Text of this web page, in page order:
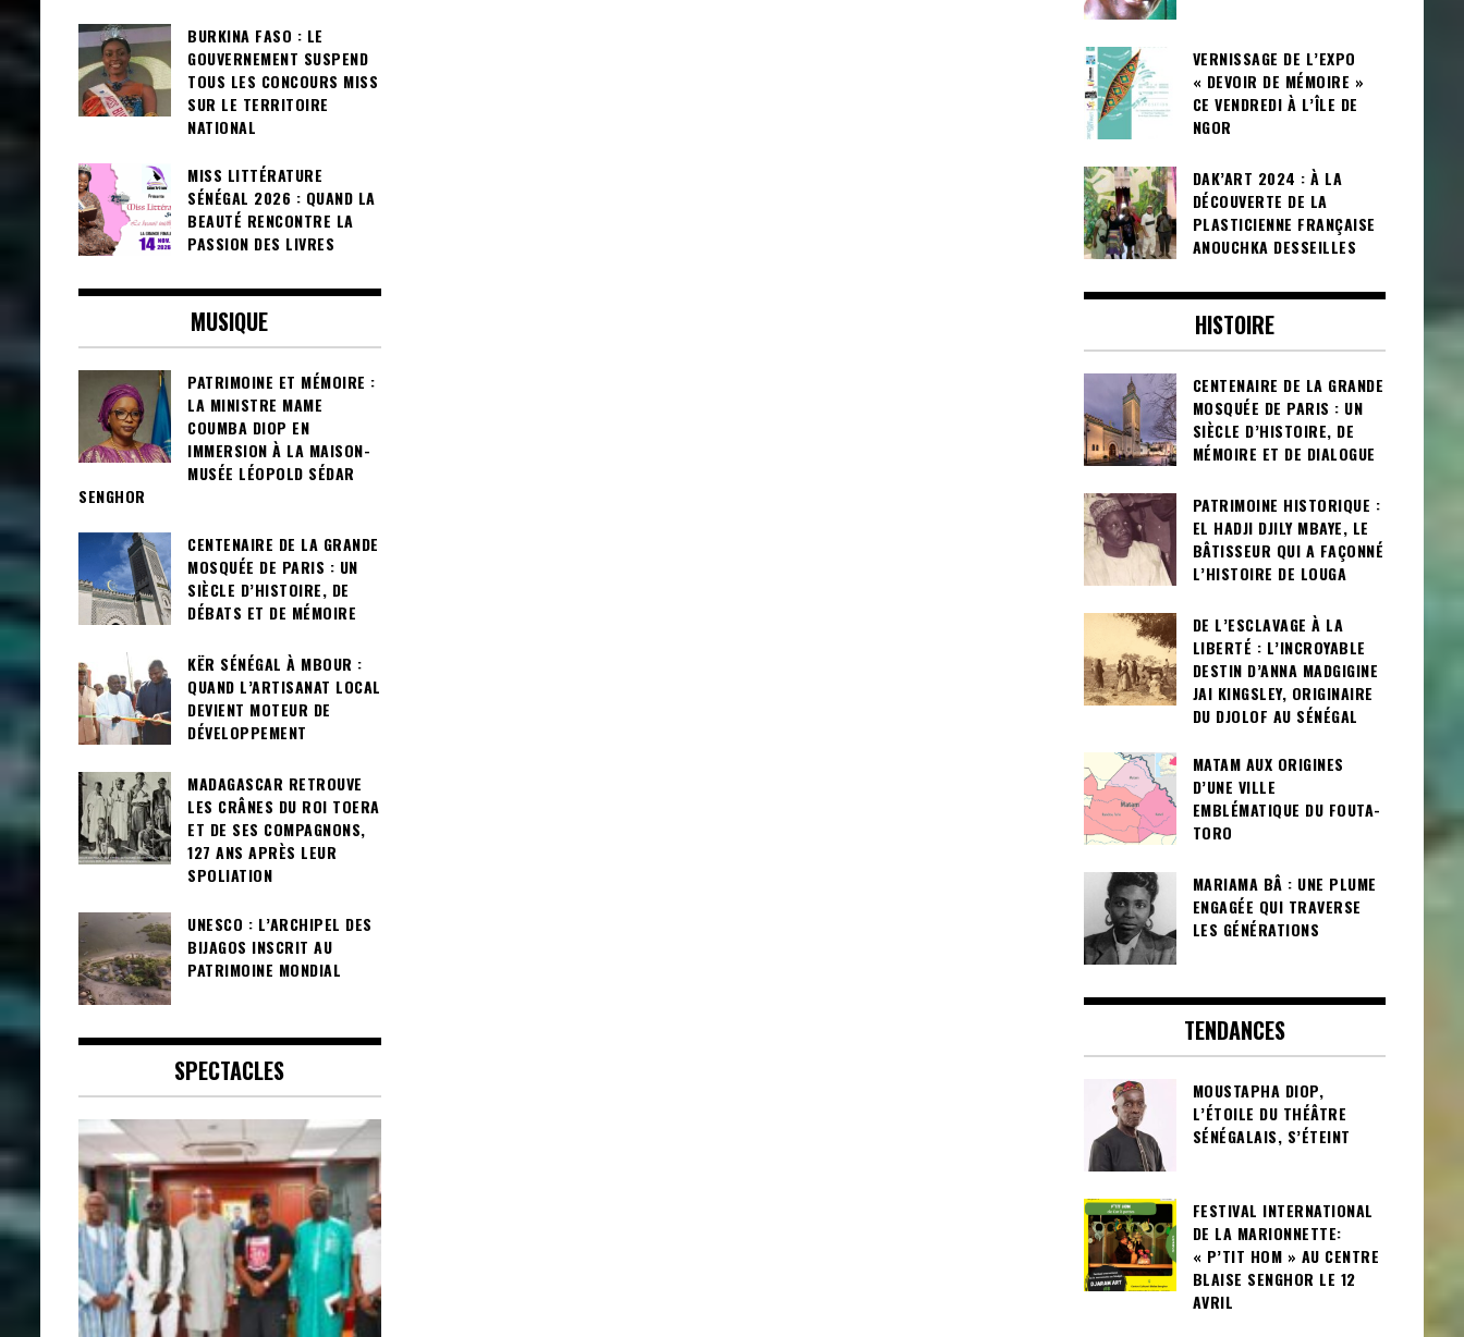
BURKINA FASO : LE
GOUVERNEMENT SUSPEND
TOUS LES CONCOURS MISS
SUR LE TERRITOIRE
NATIONAL
MISS LITTÉRATURE
SÉNÉGAL 2026 : QUAND LA
BEAUTÉ RENCONTRE LA
PASSION DES LIVRES
MUSIQUE
PATRIMOINE ET MÉMOIRE :
LA MINISTRE MAME
COUMBA DIOP EN
IMMERSION À LA MAISON-
MUSÉE LÉOPOLD SÉDAR
SENGHOR
CENTENAIRE DE LA GRANDE
MOSQUÉE DE PARIS : UN
SIÈCLE D’HISTOIRE, DE
DÉBATS ET DE MÉMOIRE
KËR SÉNÉGAL À MBOUR :
QUAND L’ARTISANAT LOCAL
DEVIENT MOTEUR DE
DÉVELOPPEMENT
MADAGASCAR RETROUVE
LES CRÂNES DU ROI TOERA
ET DE SES COMPAGNONS,
127 ANS APRÈS LEUR
SPOLIATION
UNESCO : L’ARCHIPEL DES
BIJAGOS INSCRIT AU
PATRIMOINE MONDIAL
SPECTACLES
VERNISSAGE DE L’EXPO
« DEVOIR DE MÉMOIRE »
CE VENDREDI À L’ÎLE DE
NGOR
DAK’ART 2024 : À LA
DÉCOUVERTE DE LA
PLASTICIENNE FRANÇAISE
ANOUCHKA DESSEILLES
HISTOIRE
CENTENAIRE DE LA GRANDE
MOSQUÉE DE PARIS : UN
SIÈCLE D’HISTOIRE, DE
MÉMOIRE ET DE DIALOGUE
PATRIMOINE HISTORIQUE :
EL HADJI DJILY MBAYE, LE
BÂTISSEUR QUI A FAÇONNÉ
L’HISTOIRE DE LOUGA
DE L’ESCLAVAGE À LA
LIBERTÉ : L’INCROYABLE
DESTIN D’ANNA MADGIGINE
JAI KINGSLEY, ORIGINAIRE
DU DJOLOF AU SÉNÉGAL
MATAM AUX ORIGINES
D’UNE VILLE
EMBLÉMATIQUE DU FOUTA-
TORO
MARIAMA BÂ : UNE PLUME
ENGAGÉE QUI TRAVERSE
LES GÉNÉRATIONS
TENDANCES
MOUSTAPHA DIOP,
L’ÉTOILE DU THÉÂTRE
SÉNÉGALAIS, S’ÉTEINT
FESTIVAL INTERNATIONAL
DE LA MARIONNETTE:
« P’TIT HOM » AU CENTRE
BLAISE SENGHOR LE 12
AVRIL